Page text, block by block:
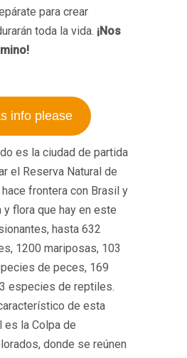
para crear
toda la vida. ¡Nos
info please
es la ciudad de partida
el Reserva Natural de
frontera con Brasil y
y flora que hay en este
hasta 632
1200 mariposas, 103
de peces, 169
especies de reptiles.
de esta
es la Colpa de
donde se reúnen